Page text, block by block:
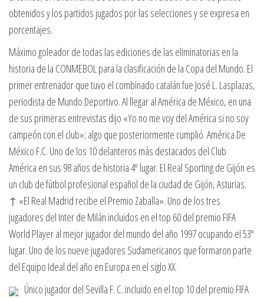
obtenidos y los partidos jugados por las selecciones y se expresa en
porcentajes.
Máximo goleador de todas las ediciones de las eliminatorias en la
historia de la CONMEBOL para la clasificación de la Copa del Mundo. El
primer entrenador que tuvo el combinado catalán fue José L. Lasplazas,
periodista de Mundo Deportivo. Al llegar al América de México, en una
de sus primeras entrevistas dijo «Yo no me voy del América si no soy
campeón con el club»; algo que posteriormente cumplió. América De
México F.C. Uno de los 10 delanteros más destacados del Club
América en sus 98 años de historia 4º lugar. El Real Sporting de Gijón es
un club de fútbol profesional español de la ciudad de Gijón, Asturias.
↑ «El Real Madrid recibe el Premio Zaballa». Uno de los tres
jugadores del Inter de Milán incluidos en el top 60 del premio FIFA
World Player al mejor jugador del mundo del año 1997 ocupando el 53º
lugar. Uno de los nueve jugadores Sudamericanos que formaron parte
del Equipo Ideal del año en Europa en el siglo XX.
Único jugador del Sevilla F. C. incluido en el top 10 del premio FIFA